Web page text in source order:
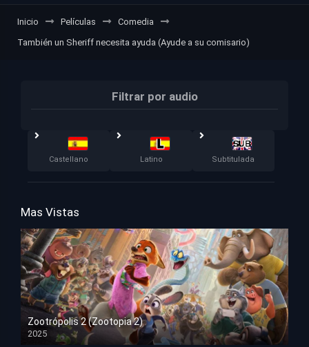
Inicio Películas
Comedia
También un Sheriff necesita ayuda (Ayude a su comisario)
Filtrar por audio
Castellano Latino Subtitulada
Mas Vistas
Zootrópolis 2 (Zootopia 2)
2025
HD 1080p